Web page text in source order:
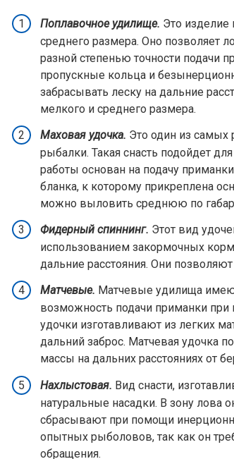
Поплавочное удилище. Это изделие
среднего размера. Оно позволяет
разной степенью точности подачи
пропускные кольца и
забрасывать леску на дальние
мелкого и среднего размера.
Маховая удочка. Это один из самых
рыбалки. Такая снасть подойдет
работы основан на подачу
бланка, к которому прикреплена
можно выловить среднюю по
Фидерный спиннинг. Этот вид
использованием закормочных
дальние расстояния. Они
Матчевые. Матчевые удилища
возможность подачи приманки при
удочки изготавливают из легких
дальний заброс. Матчевая удочка
массы на дальних расстояниях от
Нахлыстовая. Вид снасти,
натуральные насадки. В зону лова
сбрасывают при помощи
опытных рыболовов, так как он
обращения.